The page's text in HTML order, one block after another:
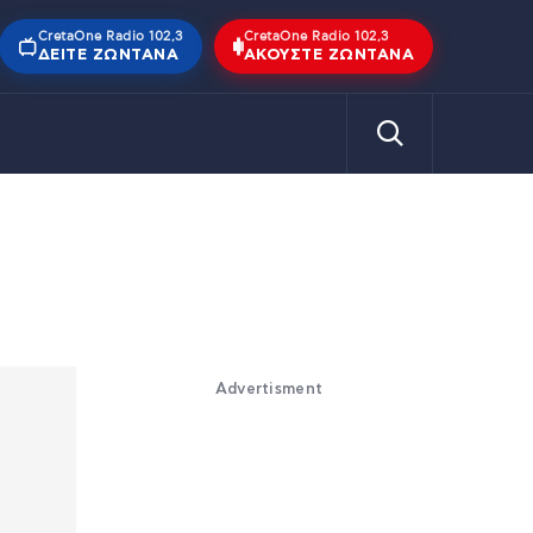
CretaOne Radio 102,3
ΔΕΊΤΕ ΖΩΝΤΑΝΆ
CretaOne Radio 102,3
ΑΚΟΎΣΤΕ ΖΩΝΤΑΝΆ
Advertisment